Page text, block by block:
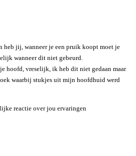
heb jij, wanneer je een pruik koopt moet je
wanneer dit niet gebeurd.
hoofd, vreselijk, ik heb dit niet gedaan maar
waarbij stukjes uit mijn hoofdhuid werd
reactie over jou ervaringen